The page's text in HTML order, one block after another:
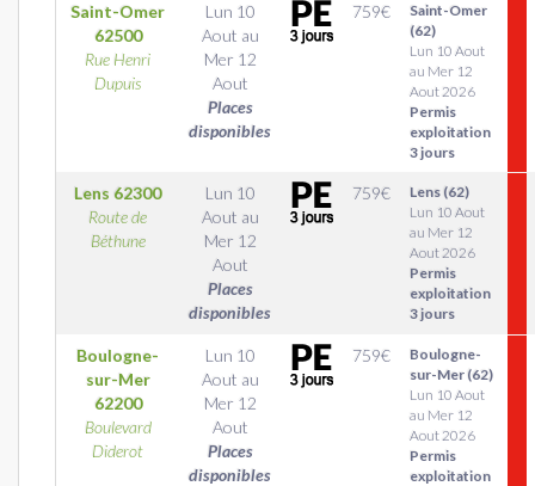
Saint-Omer
62500
Rue Henri
Dupuis
Lun 10
Aout au
Mer 12
Aout
Places
disponibles
759€
Saint-Omer
(62)
Lun 10 Aout
au Mer 12
Aout 2026
Permis
exploitation
3 jours
Lens 62300
Route de
Béthune
Lun 10
Aout au
Mer 12
Aout
Places
disponibles
759€
Lens (62)
Lun 10 Aout
au Mer 12
Aout 2026
Permis
exploitation
3 jours
Boulogne-
sur-Mer
62200
Boulevard
Diderot
Lun 10
Aout au
Mer 12
Aout
Places
disponibles
759€
Boulogne-
sur-Mer (62)
Lun 10 Aout
au Mer 12
Aout 2026
Permis
exploitation